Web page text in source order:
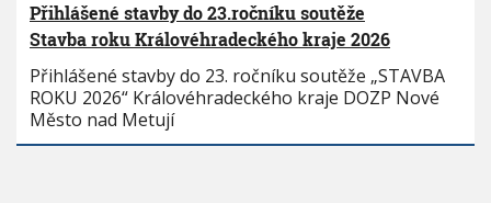
Přihlášené stavby do 23.ročníku soutěže
Stavba roku Královéhradeckého kraje 2026
Přihlášené stavby do 23. ročníku soutěže „STAVBA
ROKU 2026“ Královéhradeckého kraje DOZP Nové
Město nad Metují